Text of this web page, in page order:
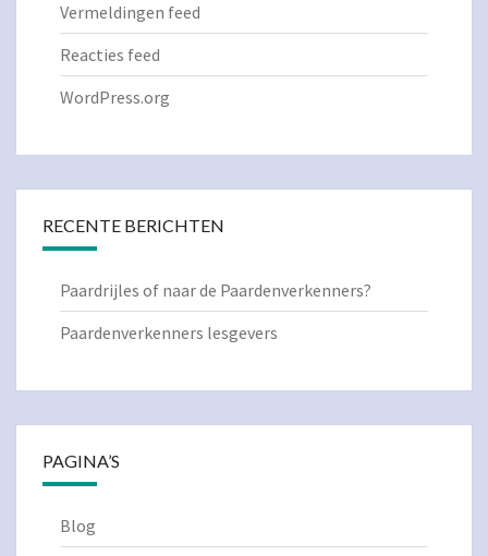
Vermeldingen feed
Reacties feed
WordPress.org
RECENTE BERICHTEN
Paardrijles of naar de Paardenverkenners?
Paardenverkenners lesgevers
PAGINA’S
Blog